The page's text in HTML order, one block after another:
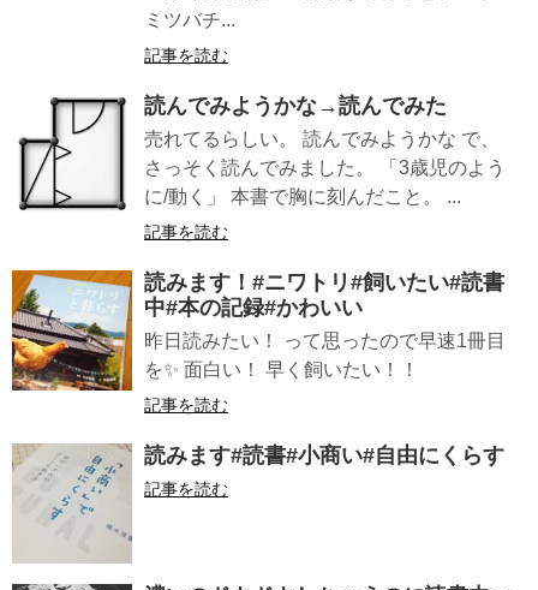
ミツバチ...
記事を読む
読んでみようかな→読んでみた
売れてるらしい。 読んでみようかな で、
さっそく読んでみました。 「3歳児のよう
に/動く」 本書で胸に刻んだこと。 ...
記事を読む
読みます！#ニワトリ#飼いたい#読書
中#本の記録#かわいい
昨日読みたい！ って思ったので早速1冊目
を✨ 面白い！ 早く飼いたい！！
記事を読む
読みます#読書#小商い#自由にくらす
記事を読む